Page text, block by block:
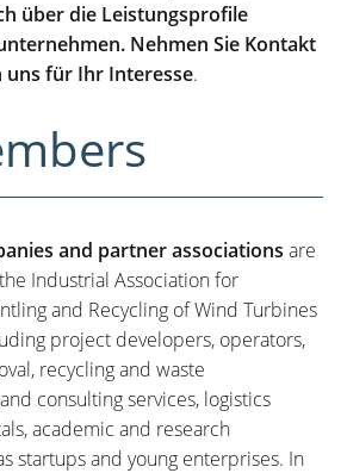
über die Leistungsprofile
Nehmen Sie Kontakt
uns für Ihr Interesse.
and partner associations are
Industrial Association for
and Recycling of Wind Turbines
project developers, operators,
recycling and waste
consulting services, logistics
academic and research
startups and young enterprises. In